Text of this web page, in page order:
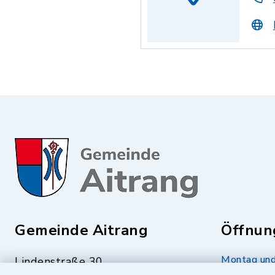
Gemeinde Aitrang
Lindenstraße 30
Montag